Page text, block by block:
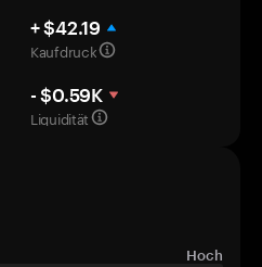
+ $42.19
Kaufdruck
- $0.59K
Liquidität
Hoch